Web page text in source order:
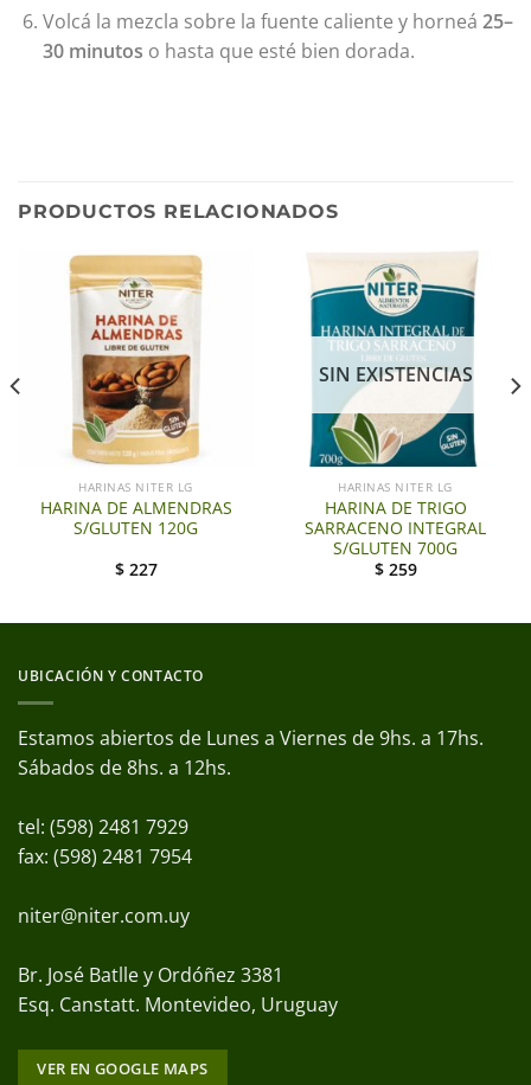
Volcá la mezcla sobre la fuente caliente y horneá 25–
30 minutos o hasta que esté bien dorada.
PRODUCTOS RELACIONADOS
HARINAS NITER LG
HARINA DE ALMENDRAS
S/GLUTEN 120G
$ 227
SIN EXISTENCIAS
HARINAS NITER LG
HARINA DE TRIGO
SARRACENO INTEGRAL
S/GLUTEN 700G
$ 259
UBICACIÓN Y CONTACTO
Estamos abiertos de Lunes a Viernes de 9hs. a 17hs.
Sábados de 8hs. a 12hs.
tel: (598) 2481 7929
fax: (598) 2481 7954
niter@niter.com.uy
Br. José Batlle y Ordóñez 3381
Esq. Canstatt. Montevideo, Uruguay
VER EN GOOGLE MAPS